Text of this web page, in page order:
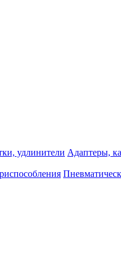
удлинители Адаптеры,